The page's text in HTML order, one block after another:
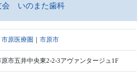
会 いのまた歯科
市原医療圏 ｜市原市
市五井中央東2-2-3アヴァンタージュ1F